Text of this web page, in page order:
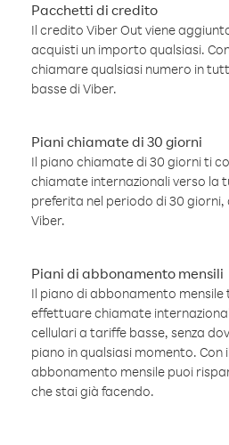
Pacchetti di credito
Il credito Viber Out viene
acquisti un importo qualsiasi.
chiamare qualsiasi numero in
basse di Viber.
Piani chiamate di 30 giorni
Il piano chiamate di 30 giorni ti
chiamate internazionali verso la
preferita nel periodo di 30 giorni,
Viber.
Piani di abbonamento mensili
Il piano di abbonamento
effettuare chiamate
cellulari a tariffe basse, senza
piano in qualsiasi momento. Con
abbonamento mensile puoi
che stai già facendo.